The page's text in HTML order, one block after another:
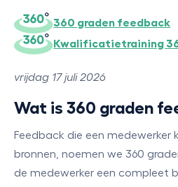
360 graden feedback
Kwalificatietraining
vrijdag 17 juli 2026
Wat is 360 graden
Feedback die een medewerker
bronnen, noemen we 360
de medewerker een compleet